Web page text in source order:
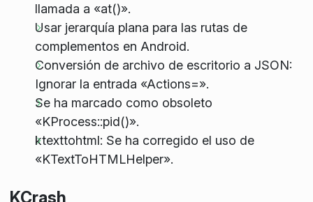
llamada a «at()».
Usar jerarquía plana para las rutas de
complementos en Android.
Conversión de archivo de escritorio a JSON:
Ignorar la entrada «Actions=».
Se ha marcado como obsoleto
«KProcess::pid()».
ktexttohtml: Se ha corregido el uso de
«KTextToHTMLHelper».
KCrash